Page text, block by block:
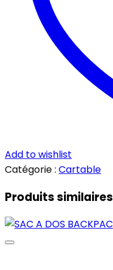
Add to wishlist
Catégorie : Cartable
Produits similaires